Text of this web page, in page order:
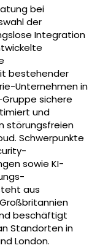
bei
der
Integration
bestehender
Unternehmen in
sichere
und
störungsfreien
Schwerpunkte
sowie KI-
aus
beschäftigt
Standorten in
London.